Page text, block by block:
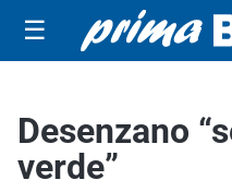
☰
Desenzano
verde”